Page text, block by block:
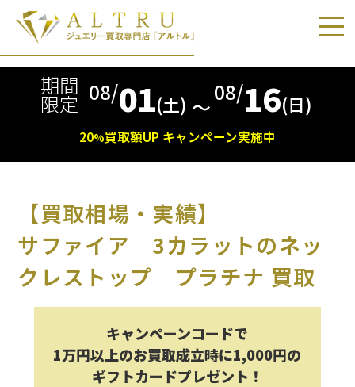
期間
限定 08/01(土) 〜
08/16(日)
20%買取額UP キャンペーン実施中
【買取相場・実績】
サファイア 3カラットのネッ
クレストップ プラチナ 買取
キャンペーンコードで
1万円以上のお買取成立時に1,000円の
ギフトカードプレゼント！